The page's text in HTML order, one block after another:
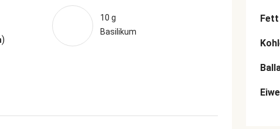
)
10 g
Basilikum
Fett